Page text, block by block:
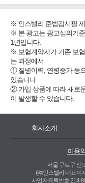
※ 인스밸리 준법감시필
※ 본 광고는 광고심의기
1년입니다.
※ 보험계약자가 기존 보
는 과정에서
① 질병이력, 연령증가 등
있습니다.
② 가입 상품에 따라 새로
이 발생할 수 있습니다.
회사소개
이용
서울 구로구 신
(㈜인스밸리 대표이
사업자등록번호 214-